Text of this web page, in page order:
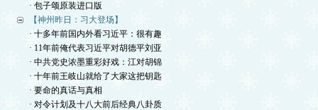
· 包子颂原装进口版
【神州昨日：习大登场】
· 十多年前国内外看习近平：很有趣
· 11年前俺代表习近平对胡德平刘亚
· 中共党史浓墨重彩好戏：江对胡锦
· 十年前王岐山就给了大家这把钥匙
· 要命的真话与真相
· 对令计划及十八大前后经典八卦质